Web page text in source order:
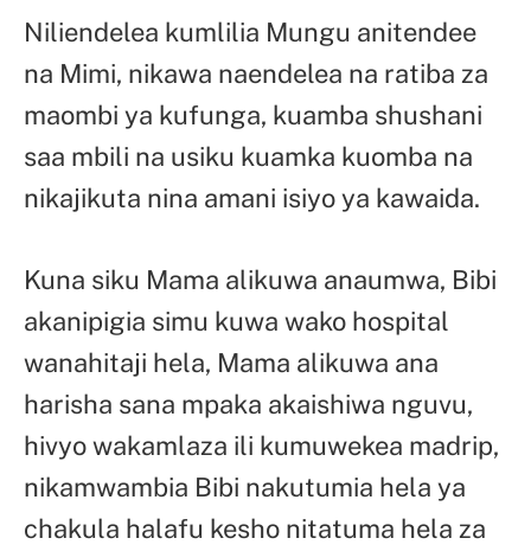
Niliendelea kumlilia Mungu anitendee
na Mimi, nikawa naendelea na ratiba za
maombi ya kufunga, kuamba shushani
saa mbili na usiku kuamka kuomba na
nikajikuta nina amani isiyo ya kawaida.
Kuna siku Mama alikuwa anaumwa, Bibi
akanipigia simu kuwa wako hospital
wanahitaji hela, Mama alikuwa ana
harisha sana mpaka akaishiwa nguvu,
hivyo wakamlaza ili kumuwekea madrip,
nikamwambia Bibi nakutumia hela ya
chakula halafu kesho nitatuma hela za